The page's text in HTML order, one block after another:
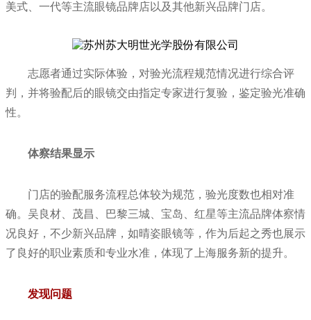
美式、一代等主流眼镜品牌店以及其他新兴品牌门店。
志愿者通过实际体验，对验光流程规范情况进行综合评
判，并将验配后的眼镜交由指定专家进行复验，鉴定验光准确
性。
体察结果显示
门店的验配服务流程总体较为规范，验光度数也相对准
确。吴良材、茂昌、巴黎三城、宝岛、红星等主流品牌体察情
况良好，不少新兴品牌，如晴姿眼镜等，作为后起之秀也展示
了良好的职业素质和专业水准，体现了上海服务新的提升。
发现问题